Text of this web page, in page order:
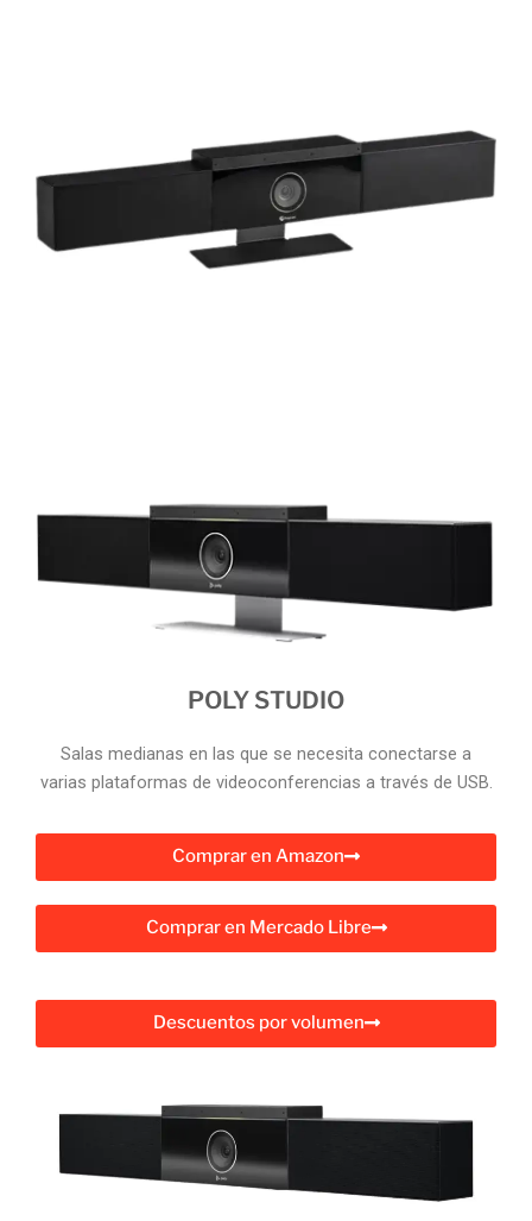
POLY STUDIO
Salas medianas en las que se necesita conectarse a
varias plataformas de videoconferencias a través de USB.
Comprar en Amazon
Comprar en Mercado Libre
Descuentos por volumen